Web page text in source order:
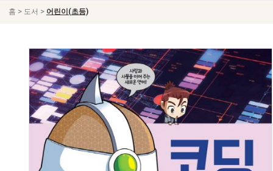
홈 > 도서 > 어린이(초등)